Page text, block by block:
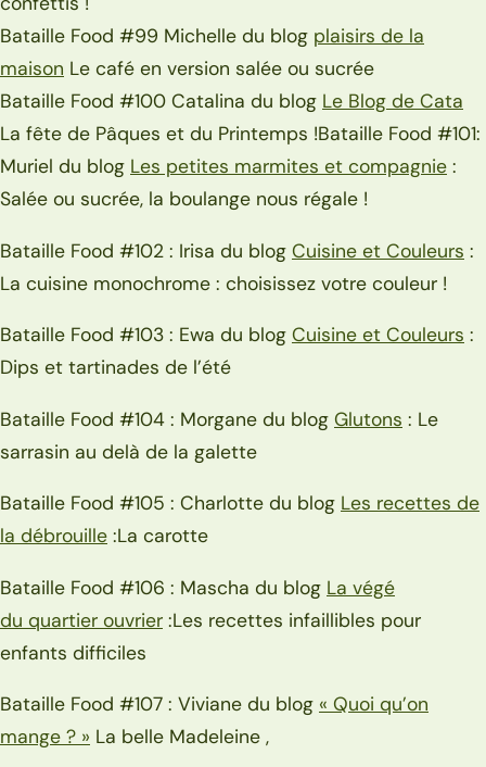
Bataille Food #99 Michelle du blog plaisirs de la
maison Le café en version salée ou sucrée
Bataille Food #100 Catalina du blog Le Blog de Cata
La fête de Pâques et du Printemps !Bataille Food #101:
Muriel du blog Les petites marmites et compagnie :
Salée ou sucrée, la boulange nous régale !
Bataille Food #102 : Irisa du blog Cuisine et Couleurs :
La cuisine monochrome : choisissez votre couleur !
Bataille Food #103 : Ewa du blog Cuisine et Couleurs :
Dips et tartinades de l’été
Bataille Food #104 : Morgane du blog Glutons : Le
sarrasin au delà de la galette
Bataille Food #105 : Charlotte du blog Les recettes de
la débrouille :La carotte
Bataille Food #106 : Mascha du blog La végé
du quartier ouvrier :Les recettes infaillibles pour
enfants difficiles
Bataille Food #107 : Viviane du blog « Quoi qu’on
mange ? » La belle Madeleine ,